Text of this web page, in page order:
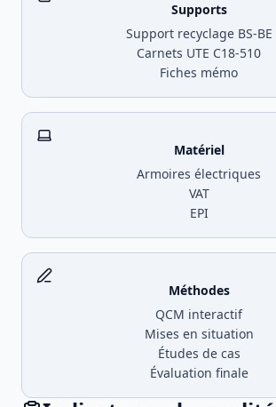
Supports
Support recyclage BS-BE
Carnets UTE C18-510
Fiches mémo
Matériel
Armoires électriques
VAT
EPI
Méthodes
QCM interactif
Mises en situation
Études de cas
Évaluation finale